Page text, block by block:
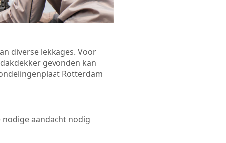
diverse lekkages. Voor
gevonden kan
Rotterdam
nodige aandacht nodig